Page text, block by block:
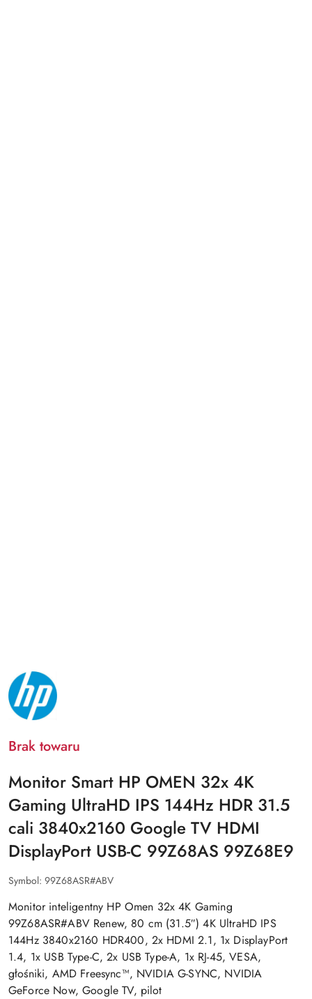
NAZWA
PRODUCENTA:
HP
Brak towaru
Monitor Smart HP OMEN 32x 4K
Gaming UltraHD IPS 144Hz HDR 31.5
cali 3840x2160 Google TV HDMI
DisplayPort USB-C 99Z68AS 99Z68E9
Symbol: 99Z68ASR#ABV
Monitor inteligentny HP Omen 32x 4K Gaming
99Z68ASR#ABV Renew, 80 cm (31.5″) 4K UltraHD IPS
144Hz 3840x2160 HDR400, 2x HDMI 2.1, 1x DisplayPort
1.4, 1x USB Type-C, 2x USB Type-A, 1x RJ-45, VESA,
głośniki, AMD Freesync™, NVIDIA G-SYNC, NVIDIA
GeForce Now, Google TV, pilot